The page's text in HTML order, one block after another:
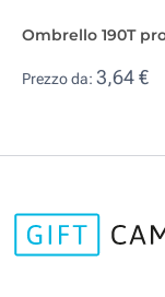
Ombrello 190T
Prezzo da: 3,64 €